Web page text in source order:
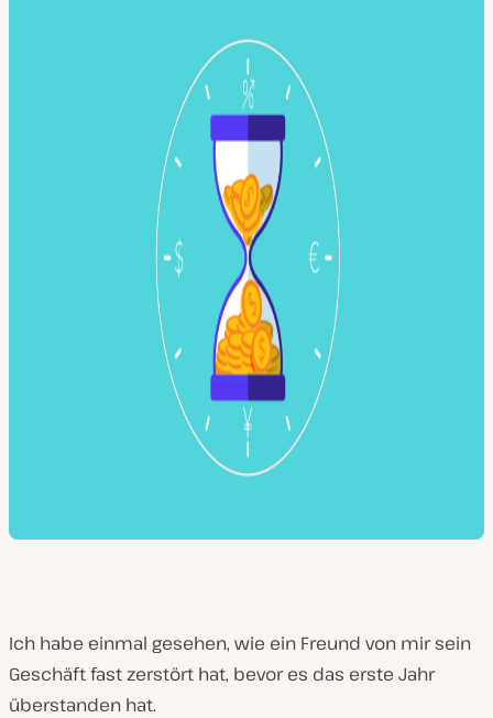
Ich habe einmal gesehen, wie ein Freund von mir sein
Geschäft fast zerstört hat, bevor es das erste Jahr
überstanden hat.